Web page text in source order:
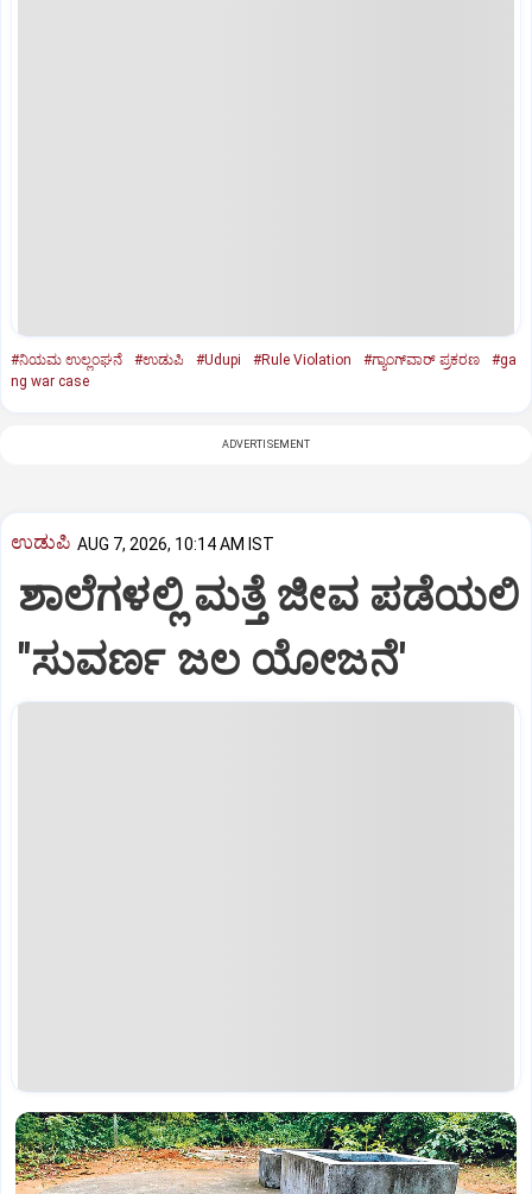
#ನಿಯಮ ಉಲ್ಲಂಘನೆ #ಉಡುಪಿ #Udupi #Rule Violation #ಗ್ಯಾಂಗ್‌ವಾರ್‌ ಪ್ರಕರಣ
#ga
ng war case
ADVERTISEMENT
ಉಡುಪಿ AUG 7, 2026, 10:14 AM IST
ಶಾಲೆಗಳಲ್ಲಿ ಮತ್ತೆ ಜೀವ ಪಡೆಯಲಿ
"ಸುವರ್ಣ ಜಲ ಯೋಜನೆ'